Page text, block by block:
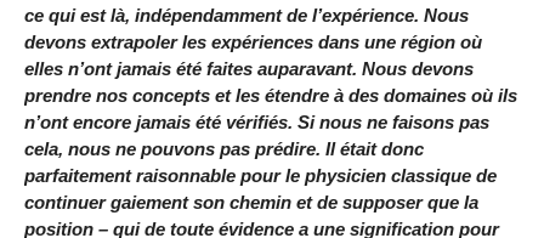
ce qui est là, indépendamment de l’expérience. Nous
devons extrapoler les expériences dans une région où
elles n’ont jamais été faites auparavant. Nous devons
prendre nos concepts et les étendre à des domaines où ils
n’ont encore jamais été vérifiés. Si nous ne faisons pas
cela, nous ne pouvons pas prédire. Il était donc
parfaitement raisonnable pour le physicien classique de
continuer gaiement son chemin et de supposer que la
position – qui de toute évidence a une signification pour